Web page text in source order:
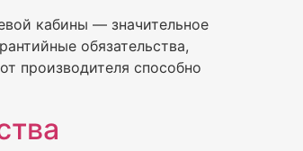
кабины — значительное
обязательства,
производителя способно